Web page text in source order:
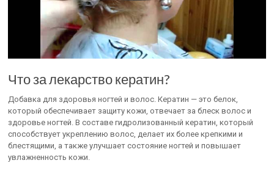
Что за лекарство кератин?
Добавка для здоровья ногтей и волос. Кератин — это белок,
который обеспечивает защиту кожи, отвечает за блеск волос и
здоровье ногтей. В составе гидролизованный кератин, который
способствует укреплению волос, делает их более крепкими и
блестящими, а также улучшает состояние ногтей и повышает
увлажненность кожи.